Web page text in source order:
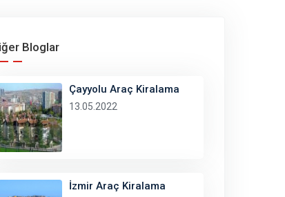
Bloglar
Çayyolu Araç Kiralama
13.05.2022
İzmir Araç Kiralama